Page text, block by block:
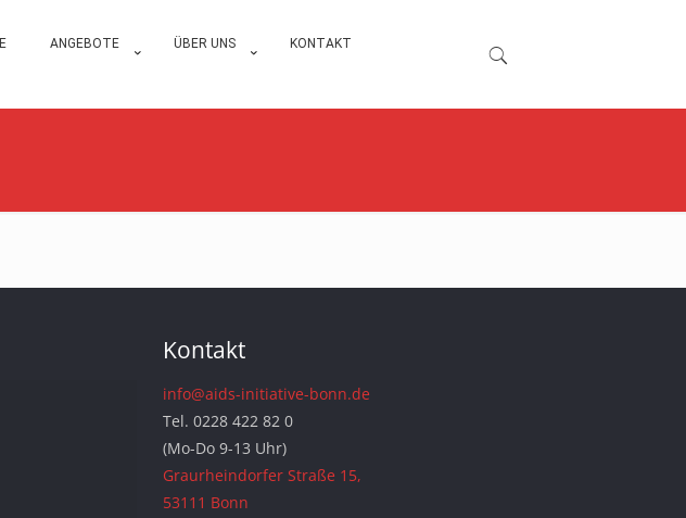
ANGEBOTE ÜBER UNS KONTAKT
Kontakt
info@aids-initiative-bonn.de
Tel. 0228 422 82 0
(Mo-Do 9-13 Uhr)
Graurheindorfer Straße 15,
53111 Bonn